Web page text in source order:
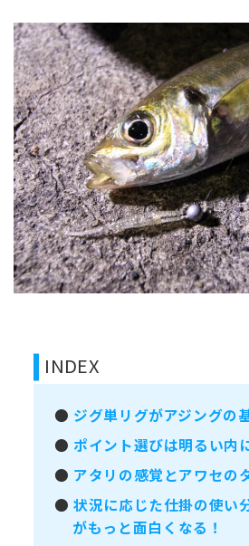
INDEX
● ジグ単リグがアジングの
● ポイント選びは明るい内
● アタリの感覚とアワセの
●状況に応じた仕掛の使い
がもっと面白くなる！